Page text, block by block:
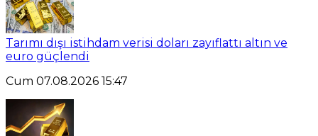
Tarımı dışı istihdam verisi doları zayıflattı altın ve
euro güçlendi
Cum 07.08.2026 15:47